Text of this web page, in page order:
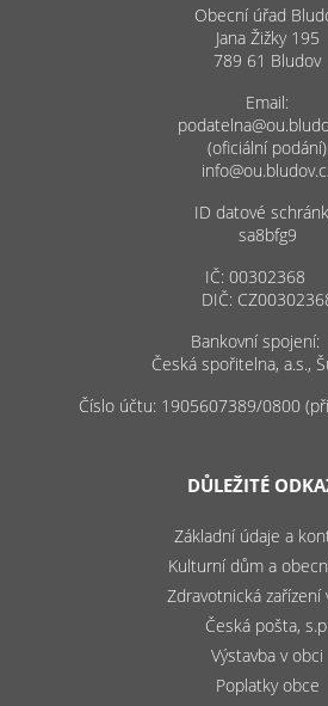
Obecní úřad
Jana Žižky 195
789 61 Bludov
Email:
(oficiální podání)
ID datové
sa8bfg9
IČ: 00302368
DIČ:
Bankovní
Česká spořitelna, a.s.,
Číslo účtu: 1905607389/0800
DŮLEŽITÉ
Základní údaje a
Kulturní dům a
Zdravotnická zařízení
Česká pošta, s.p.
Výstavba v obci
Poplatky obce